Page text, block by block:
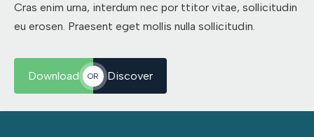
Cras enim urna, interdum nec por ttitor vitae, sollicitudin
eu erosen. Praesent eget mollis nulla sollicitudin.
Download OR Discover